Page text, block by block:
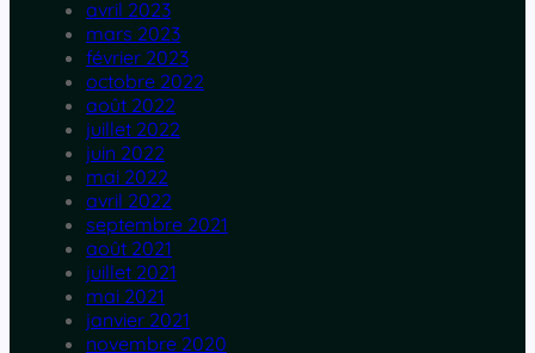
avril 2023
mars 2023
février 2023
octobre 2022
août 2022
juillet 2022
juin 2022
mai 2022
avril 2022
septembre 2021
août 2021
juillet 2021
mai 2021
janvier 2021
novembre 2020